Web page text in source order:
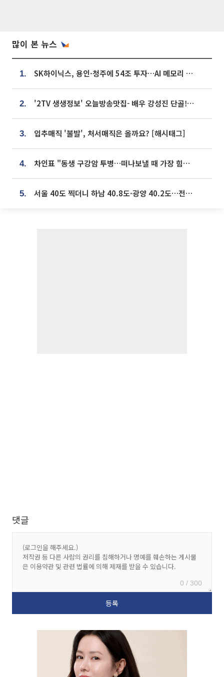
많이 본 뉴스
1. SK하이닉스, 용인·청주에 54조 투자…AI 메모리 생산기지 키운다
2. '2TV 생생정보' 오늘방송맛집- 배우 강성진 단골! 쌀국수ㆍ푸팟퐁 커리 맛집 '블○○○'
3. 입추매직 '불발', 처서매직은 올까요? [해시태그]
4. 차인표 "동생 구강암 투병…떠나보낼 때 가장 힘들었다”
5. 서울 40도 찍더니 하남 40.8도·광양 40.2도…전국 '펄펄'
댓글
0 / 300